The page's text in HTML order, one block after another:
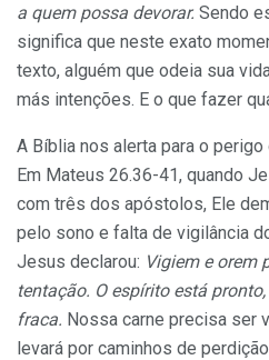
a quem possa devorar. Sendo
significa que neste exato
texto, alguém que odeia sua
más intenções. E o que fazer
A Bíblia nos alerta para o
Em Mateus 26.36-41, quando
com três dos apóstolos, Ele
pelo sono e falta de vigilância
Jesus declarou: Vigiem e orem
tentação. O espírito está
fraca. Nossa carne precisa ser
levará por caminhos de